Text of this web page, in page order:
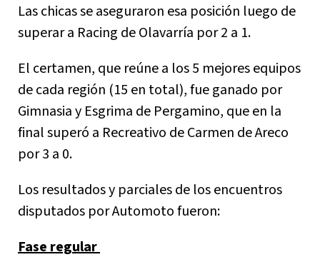
Las chicas se aseguraron esa posición luego de
superar a Racing de Olavarría por 2 a 1.
El certamen, que reúne a los 5 mejores equipos
de cada región (15 en total), fue ganado por
Gimnasia y Esgrima de Pergamino, que en la
final superó a Recreativo de Carmen de Areco
por 3 a 0.
Los resultados y parciales de los encuentros
disputados por Automoto fueron:
Fase regular